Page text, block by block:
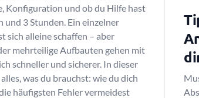
Konfiguration und ob du Hilfe hast
3 Stunden. Ein einzelner
sich alleine schaffen – aber
mehrteilige Aufbauten gehen mit
schneller und sicherer. In dieser
was du brauchst: wie du dich
häufigsten Fehler vermeidest